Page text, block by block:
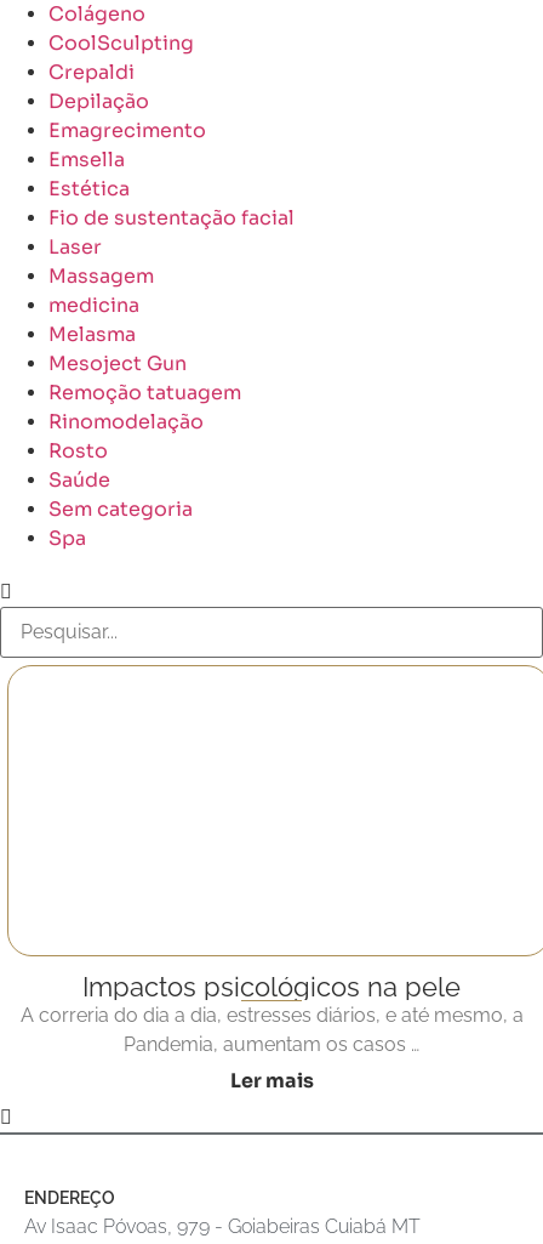
Colágeno
CoolSculpting
Crepaldi
Depilação
Emagrecimento
Emsella
Estética
Fio de sustentação facial
Laser
Massagem
medicina
Melasma
Mesoject Gun
Remoção tatuagem
Rinomodelação
Rosto
Saúde
Sem categoria
Spa
Impactos psicológicos na pele
A correria do dia a dia, estresses diários, e até mesmo, a
Pandemia, aumentam os casos …
Ler mais
ENDEREÇO
Av Isaac Póvoas, 979 - Goiabeiras Cuiabá MT